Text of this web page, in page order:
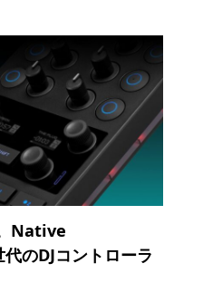
Native
のDJコントローラ